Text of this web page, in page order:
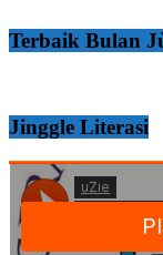
Terbaik Bulan
Jinggle Literasi